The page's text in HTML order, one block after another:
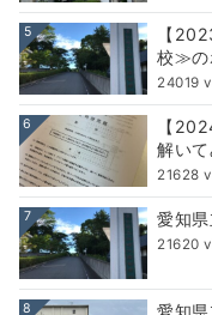
5
【
校≫の
24019
6
【
解いて
21628
7 愛知
21620
8 愛知